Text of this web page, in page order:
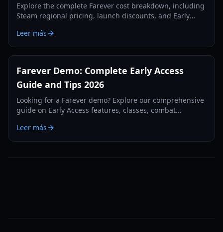
Explore the complete Farever cost breakdown, including
Steam regional pricing, launch discounts, and Early
Leer más
Farever Demo: Complete Early Access
Guide and Tips 2026
Looking for a Farever demo? Explore our comprehensive
guide on Early Access features, classes, combat
Leer más